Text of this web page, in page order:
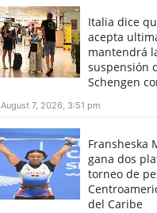
Italia dice
acepta
mantendrá
suspensión
Schengen
August 7, 2026, 3:51 pm
Fransheska
gana dos
torneo de
del Caribe